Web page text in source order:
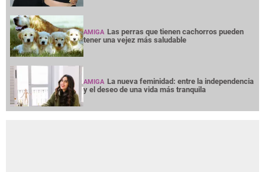
AMIGA Las perras que tienen cachorros pueden
tener una vejez más saludable
AMIGA La nueva feminidad: entre la independencia
y el deseo de una vida más tranquila